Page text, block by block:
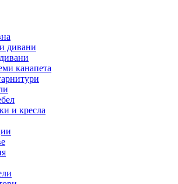
дивани
канапета
и кресла